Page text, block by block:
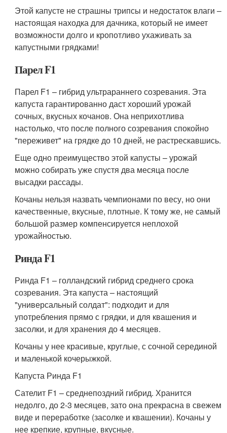
Этой капусте не страшны трипсы и недостаток влаги –
настоящая находка для дачника, который не имеет
возможности долго и кропотливо ухаживать за
капустными грядками!
Парел F1
Парел F1 – гибрид ультрараннего созревания. Эта
капуста гарантированно даст хороший урожай
сочных, вкусных кочанов. Она неприхотлива
настолько, что после полного созревания спокойно
"переживет" на грядке до 10 дней, не растрескавшись.
Еще одно преимущество этой капусты – урожай
можно собирать уже спустя два месяца после
высадки рассады.
Кочаны нельзя назвать чемпионами по весу, но они
качественные, вкусные, плотные. К тому же, не самый
большой размер компенсируется неплохой
урожайностью.
Ринда F1
Ринда F1 – голландский гибрид среднего срока
созревания. Эта капуста – настоящий
"универсальный солдат": подходит и для
употребления прямо с грядки, и для квашения и
засолки, и для хранения до 4 месяцев.
Кочаны у нее красивые, круглые, с сочной серединой
и маленькой кочерыжкой.
Капуста Ринда F1
Сателит F1 – среднепоздний гибрид. Хранится
недолго, до 2-3 месяцев, зато она прекрасна в свежем
виде и переработке (засолке и квашении). Кочаны у
нее крепкие, крупные, вкусные.